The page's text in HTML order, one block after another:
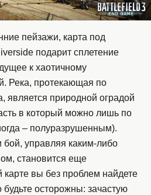
пейзажи, карта под
подарит сплетение
к хаотичному
Река, протекающая по
является природной оградой
в который можно лишь по
– полуразрушенным).
бой, управляя каким-либо
становится еще
вы без проблем найдете
осторожны: зачастую